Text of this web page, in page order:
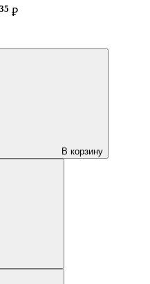
35 ₽
В корзину